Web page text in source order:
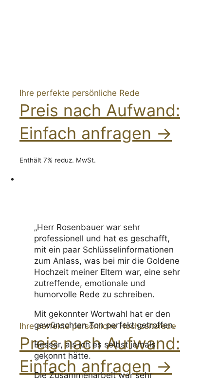
„Herr Rosenbauer war sehr
professionell und hat es geschafft,
mit ein paar Schlüsselinformationen
zum Anlass, was bei mir die Goldene
Hochzeit meiner Eltern war, eine sehr
zutreffende, emotionale und
humorvolle Rede zu schreiben.
Mit gekonnter Wortwahl hat er den
gewünschten Ton perfekt getroffen.
Besser, als ich es selbst jemals
gekonnt hätte.
Die Zusammenarbeit war sehr
Ihre perfekte persönliche Rede
Preis nach Aufwand:
Einfach anfragen →
Enthält 7% reduz. MwSt.
Ihre perfekte persönliche Hochzeitsrede
Preis nach Aufwand:
Einfach anfragen →